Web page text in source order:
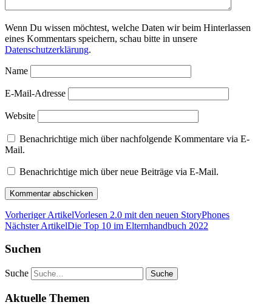
Wenn Du wissen möchtest, welche Daten wir beim Hinterlassen
eines Kommentars speichern, schau bitte in unsere
Datenschutzerklärung.
Name
E-Mail-Adresse
Website
Benachrichtige mich über nachfolgende Kommentare via E-
Mail.
Benachrichtige mich über neue Beiträge via E-Mail.
Vorheriger ArtikelVorlesen 2.0 mit den neuen StoryPhones
Nächster ArtikelDie Top 10 im Elternhandbuch 2022
Suchen
Suche
Aktuelle Themen